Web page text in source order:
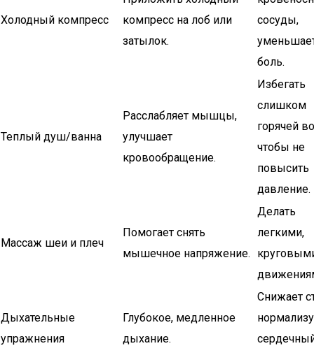
Холодный компресс
компресс на лоб или
затылок.
сосуды,
боль.
Теплый душ/ванна
Расслабляет мышцы,
улучшает
кровообращение.
Избегать
слишком
горячей
чтобы не
повысить
давление.
Массаж шеи и плеч
Помогает снять
мышечное напряжение.
Делать
легкими,
Дыхательные
упражнения
Глубокое, медленное
дыхание.
Снижает